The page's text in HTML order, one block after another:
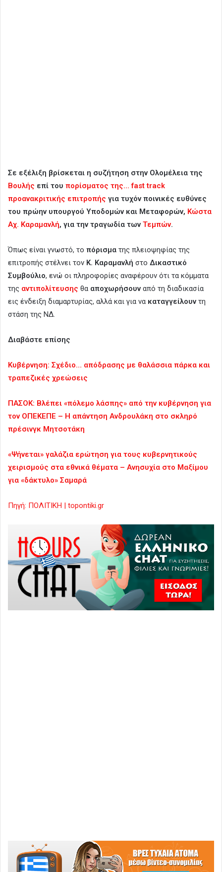
Σε εξέλιξη βρίσκεται η συζήτηση στην Ολομέλεια της
Βουλής επί του πορίσματος της… fast track
προανακριτικής επιτροπής για τυχόν ποινικές ευθύνες
του πρώην υπουργού Υποδομών και Μεταφορών, Κώστα
Αχ. Καραμανλή, για την τραγωδία των Τεμπών.
Όπως είναι γνωστό, το πόρισμα της πλειοψηφίας της
επιτροπής στέλνει τον Κ. Καραμανλή στο Δικαστικό
Συμβούλιο, ενώ οι πληροφορίες αναφέρουν ότι τα κόμματα
της αντιπολίτευσης θα αποχωρήσουν από τη διαδικασία
εις ένδειξη διαμαρτυρίας, αλλά και για να καταγγείλουν τη
στάση της ΝΔ.
Διαβάστε επίσης
Κυβέρνηση: Σχέδιο… απόδρασης με θαλάσσια πάρκα και
τραπεζικές χρεώσεις
ΠΑΣΟΚ: Βλέπει «πόλεμο λάσπης» από την κυβέρνηση για
τον ΟΠΕΚΕΠΕ – Η απάντηση Ανδρουλάκη στο σκληρό
πρέσινγκ Μητσοτάκη
«Ψήνεται» γαλάζια ερώτηση για τους κυβερνητικούς
χειρισμούς στα εθνικά θέματα – Ανησυχία στο Μαξίμου
για «δάκτυλο» Σαμαρά
Πηγή: ΠΟΛΙΤΙΚΗ | topontiki.gr